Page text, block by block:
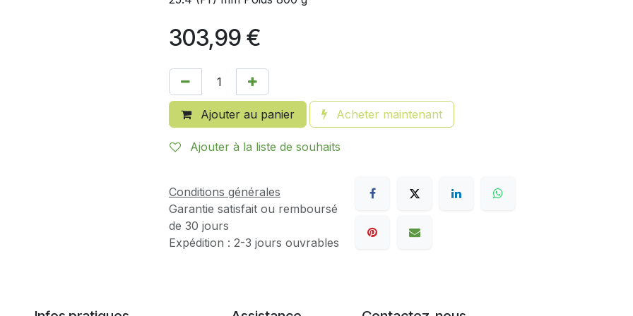
303,99 €
Ajouter au panier Acheter maintenant
Ajouter à la liste de souhaits
Conditions générales
Garantie satisfait ou remboursé
de 30 jours
Expédition : 2-3 jours ouvrables